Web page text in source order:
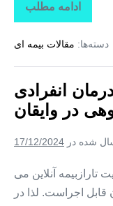
ادامه مطلب
تاراز
بیمه
بیمه
درمان
+
بیمه
درمان
تکمیلی
در
دسته‌ها: مقالات بیمه ای
انفرادی
در وایقان
شده در 17/12/2024
تارازبیمه آنلاین می
قابل اجراست. لذا در